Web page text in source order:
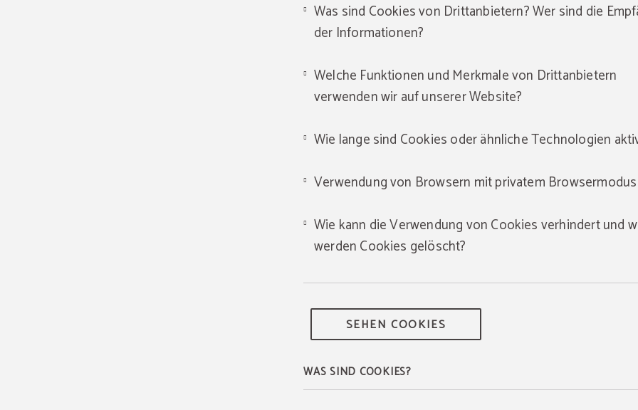
Was sind Cookies von Drittanbietern? Wer sind die
der Informationen?
Welche Funktionen und Merkmale von Drittanbietern
verwenden wir auf unserer Website?
Wie lange sind Cookies oder ähnliche Technologien
Verwendung von Browsern mit privatem Browsermodus
Wie kann die Verwendung von Cookies verhindert und
werden Cookies gelöscht?
SEHEN COOKIES
WAS SIND COOKIES?